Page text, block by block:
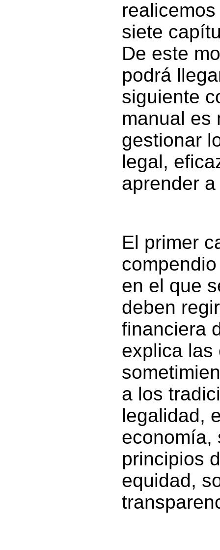
siete
De este
podrá
siguiente
manual es
gestionar
legal,
aprender
El primer
en el que
deben
financiera
explica las
a los
legalidad,
economía,
principios
equidad,